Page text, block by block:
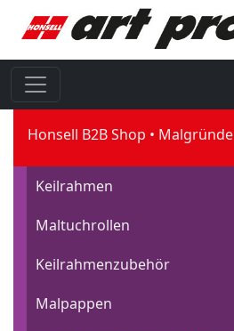
Honsell B2B Shop Malgründe
Keilrahmen
Maltuchrollen
Keilrahmenzubehör
Malpappen